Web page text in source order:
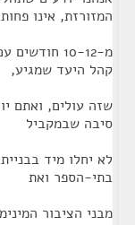
המזורזת, אינו פחות
מ-10-12
קהל היעד שמגיע,
שזה עולים, ואתם
סיבה שבמקביל
לא יחלו מיד
בתי-הספר ואת
מבני הציבור